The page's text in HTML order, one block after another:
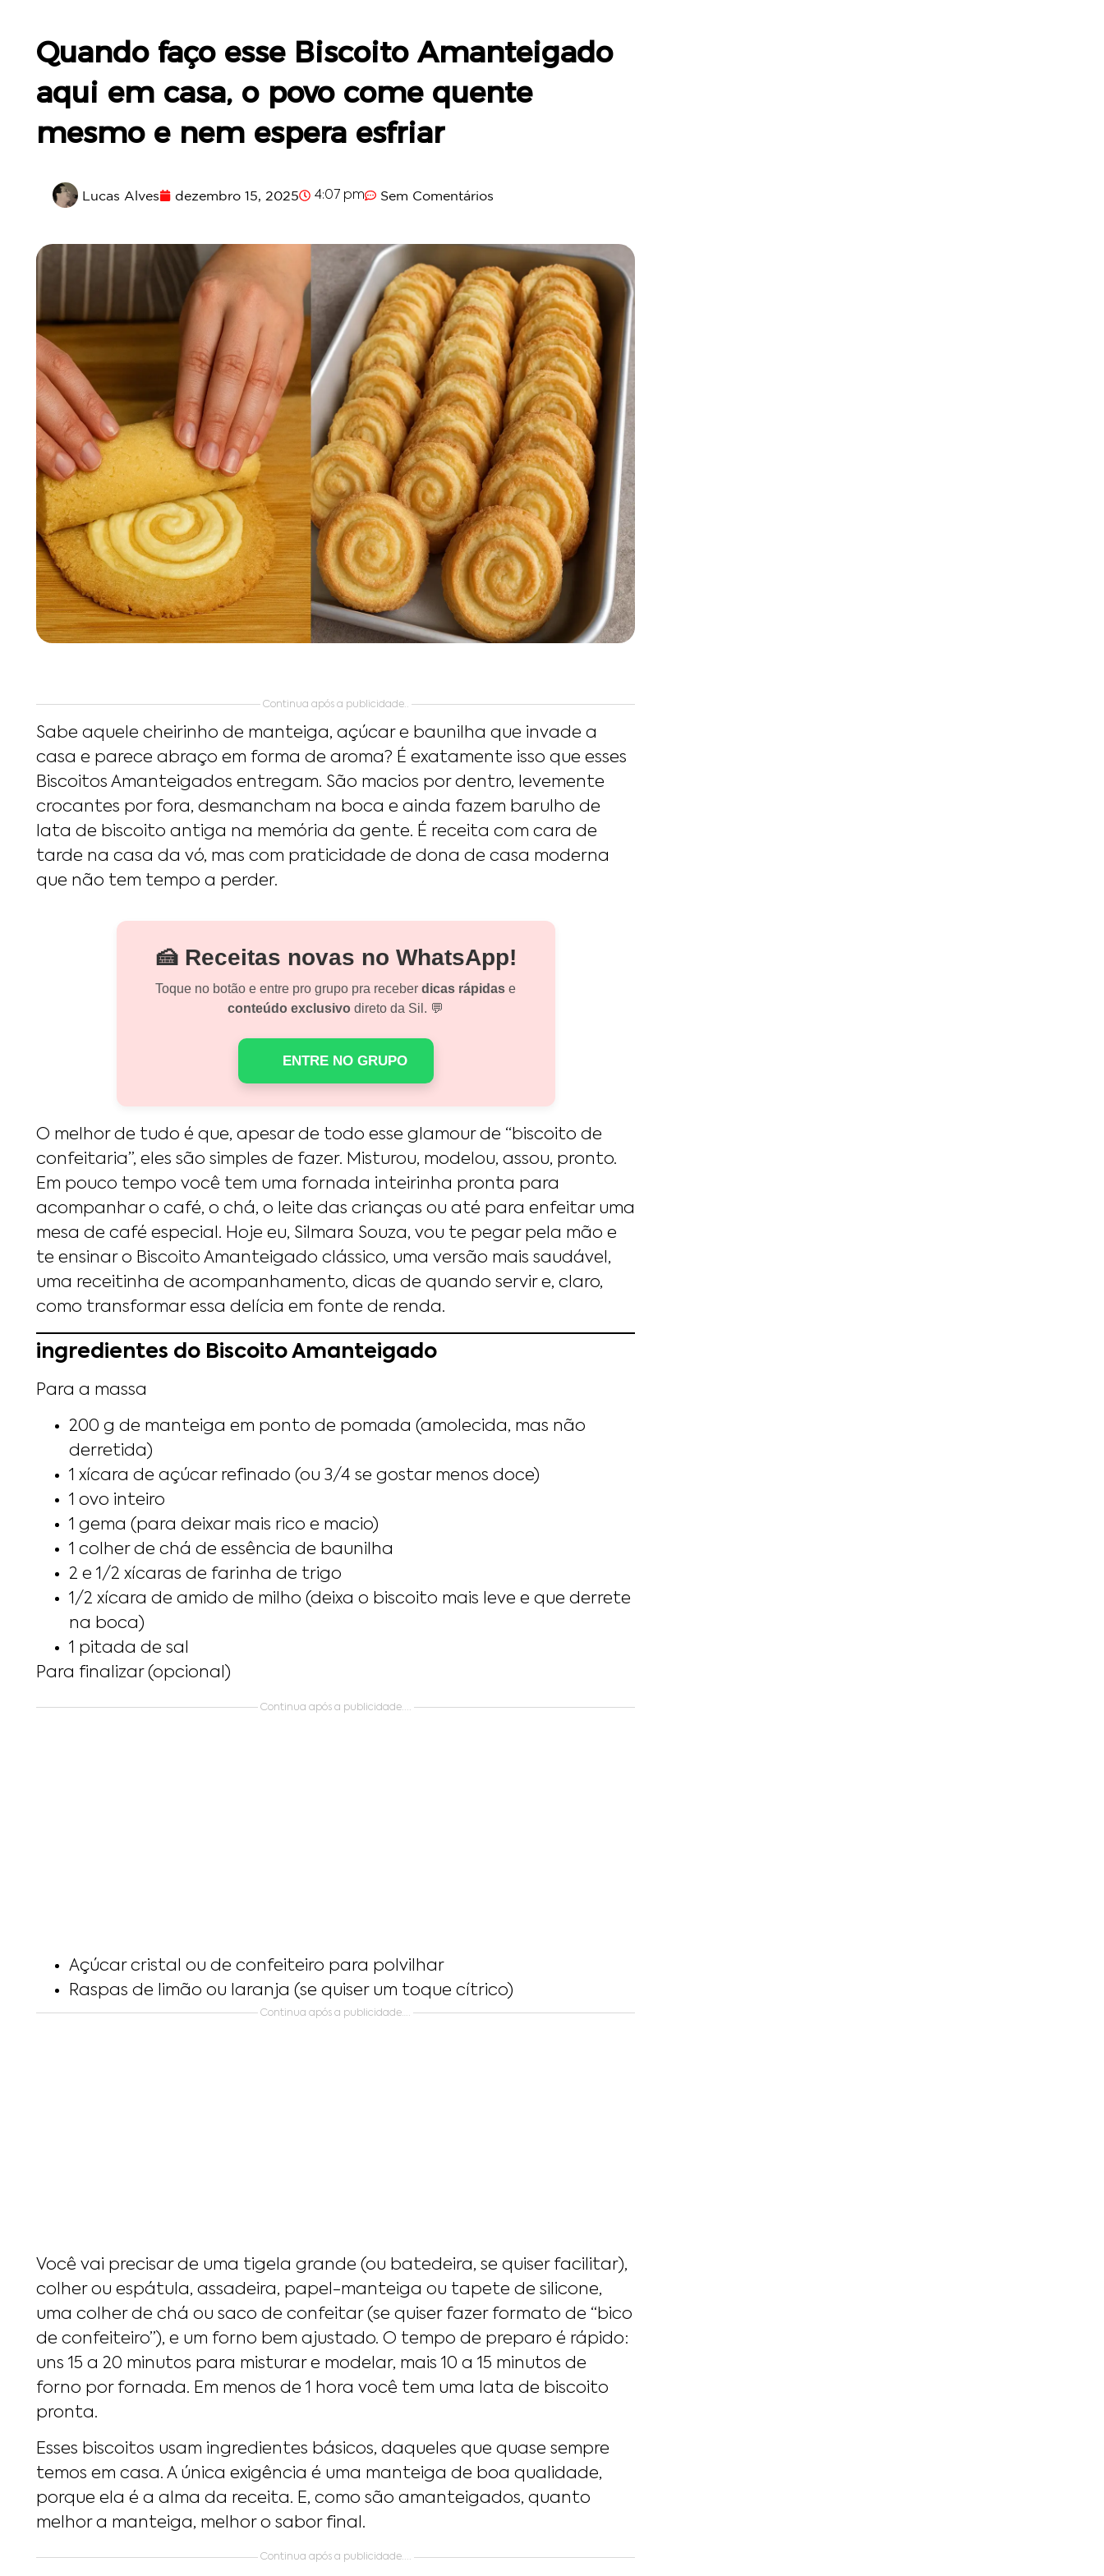
Quando faço esse Biscoito Amanteigado
aqui em casa, o povo come quente
mesmo e nem espera esfriar
Lucas Alves dezembro 15, 2025 4:07 pm Sem Comentários
Continua após a publicidade..
Sabe aquele cheirinho de manteiga, açúcar e baunilha que invade a
casa e parece abraço em forma de aroma? É exatamente isso que esses
Biscoitos Amanteigados entregam. São macios por dentro, levemente
crocantes por fora, desmancham na boca e ainda fazem barulho de
lata de biscoito antiga na memória da gente. É receita com cara de
tarde na casa da vó, mas com praticidade de dona de casa moderna
que não tem tempo a perder.
🍰 Receitas novas no WhatsApp!
Toque no botão e entre pro grupo pra receber dicas rápidas e
conteúdo exclusivo direto da Sil. 💬
ENTRE NO GRUPO
O melhor de tudo é que, apesar de todo esse glamour de “biscoito de
confeitaria”, eles são simples de fazer. Misturou, modelou, assou, pronto.
Em pouco tempo você tem uma fornada inteirinha pronta para
acompanhar o café, o chá, o leite das crianças ou até para enfeitar uma
mesa de café especial. Hoje eu, Silmara Souza, vou te pegar pela mão e
te ensinar o Biscoito Amanteigado clássico, uma versão mais saudável,
uma receitinha de acompanhamento, dicas de quando servir e, claro,
como transformar essa delícia em fonte de renda.
ingredientes do Biscoito Amanteigado
Para a massa
200 g de manteiga em ponto de pomada (amolecida, mas não
derretida)
1 xícara de açúcar refinado (ou 3/4 se gostar menos doce)
1 ovo inteiro
1 gema (para deixar mais rico e macio)
1 colher de chá de essência de baunilha
2 e 1/2 xícaras de farinha de trigo
1/2 xícara de amido de milho (deixa o biscoito mais leve e que derrete
na boca)
1 pitada de sal
Para finalizar (opcional)
Continua após a publicidade....
Açúcar cristal ou de confeiteiro para polvilhar
Raspas de limão ou laranja (se quiser um toque cítrico)
Continua após a publicidade….
Você vai precisar de uma tigela grande (ou batedeira, se quiser facilitar),
colher ou espátula, assadeira, papel-manteiga ou tapete de silicone,
uma colher de chá ou saco de confeitar (se quiser fazer formato de “bico
de confeiteiro”), e um forno bem ajustado. O tempo de preparo é rápido:
uns 15 a 20 minutos para misturar e modelar, mais 10 a 15 minutos de
forno por fornada. Em menos de 1 hora você tem uma lata de biscoito
pronta.
Esses biscoitos usam ingredientes básicos, daqueles que quase sempre
temos em casa. A única exigência é uma manteiga de boa qualidade,
porque ela é a alma da receita. E, como são amanteigados, quanto
melhor a manteiga, melhor o sabor final.
Continua após a publicidade....